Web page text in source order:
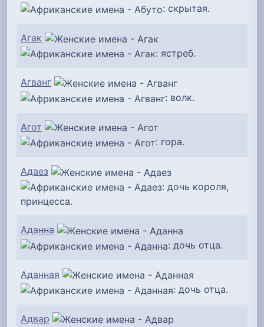
: скрытая.
Агак
: ястреб.
Агванг
: волк.
Агот
: гора.
Адаез
: дочь короля,
принцесса.
Аданна
: дочь отца.
Аданная
: дочь отца.
Адвар